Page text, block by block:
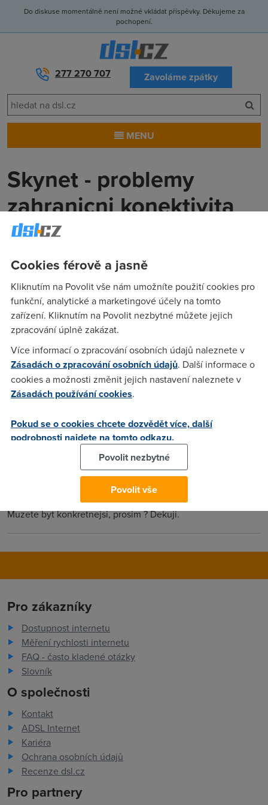
Do diskuse momentálně není možné vkládat příspěvky. Děkujeme za
pochopení.
277 270 707 Zavoláme zpátky
MENU
Skynet - problemy
zahranicni konektivita
Patrik(9.11.2004 17:26:40)
Ma nekdo, kdo ma take Skynet, v poslednich tydnech velke
problemy se zahranicnimi servery ? At uz jde o hrani nebo i
obycejne www, velmi casto a hlavne ve vecernich hodinach
jsou jakakoliv spojeni do USA (ale i Holandsko atd.) naprosto
tragicka s 75 - 100% PL a vysokym pingem. Agregaci to neni,
protoze cokoliv po CR i neco v Evrope jede normalne ... Psal
jsem, ze maji asi problemy se zahranicni konektivitou,
odpovedi se mi nedostalo ... klasicka zkusenost s jejich
podporou.
Anonym (10.11.2004 08:16:40)
SkyNet má tradičně problém se zahraniční konektivitou
vzhledem k jeho peeringu ..
(10.11.2004 13:48:53)
Muzete byt konkretnejsi, prosim ? Dekuji.
Pro zákazníky
Dostupnost internetu
Měření rychlosti internetu
FAQ - často kladené otázky
Slovník
O společnosti
Kontakt
ADSL Internet
Kariéra
Ochrana osobních údajů
Recenze dsl.cz
Pro partnery
Cookies férově a jasně
Kliknutím na Povolit vše nám umožníte použití cookies pro
funkční, analytické a marketingové účely na tomto
zařízení. Kliknutím na Povolit nezbytné můžete jejich
zpracování úplně zakázat.
Více informací o zpracování osobních údajů naleznete v
Zásadách o zpracování osobních údajů. Další informace o
cookies a možnosti změnit jejich nastavení naleznete v
Zásadách používání cookies.
Pokud se o cookies chcete dozvědět více, další
podrobnosti najdete na tomto odkazu.
Povolit nezbytné
Povolit vše